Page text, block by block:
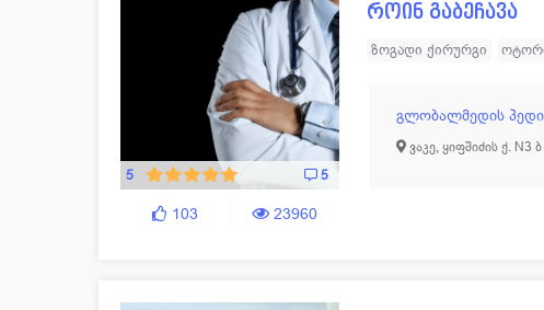
5 5
103 23960
როინ გაბეჩავა
ზოგადი ქირურგი
გლობალმედის
ვაკე, ყიფშიძის ქ. N3 ბ